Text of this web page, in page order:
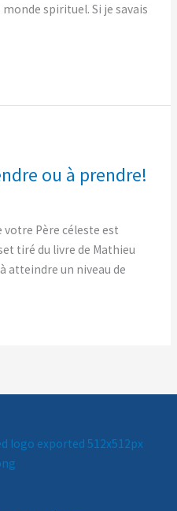
monde spirituel. Si je savais
ou à prendre!
Père céleste est
tiré du livre de Mathieu
atteindre un niveau de